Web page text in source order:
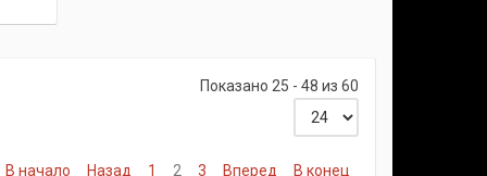
Показано 25 - 48 из 60
В начало Назад 1 2 3 Вперед В конец